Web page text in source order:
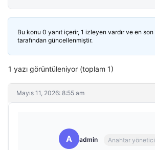
Bu konu 0 yanıt içerir, 1 izleyen vardır ve en son
tarafından güncellenmiştir.
1 yazı görüntüleniyor (toplam 1)
Mayıs 11, 2026: 8:55 am
A admin Anahtar yönetici